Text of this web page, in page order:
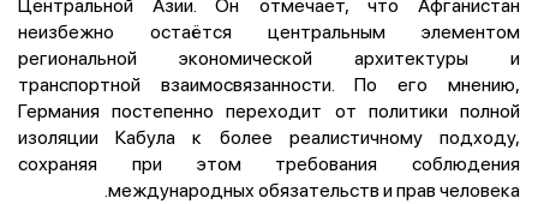
неизбежно остаётся центральным элементом
региональной экономической архитектуры и
транспортной взаимосвязанности. По его мнению,
Германия постепенно переходит от политики полной
изоляции Кабула к более реалистичному подходу,
сохраняя при этом требования соблюдения
международных обязательств и прав человека.